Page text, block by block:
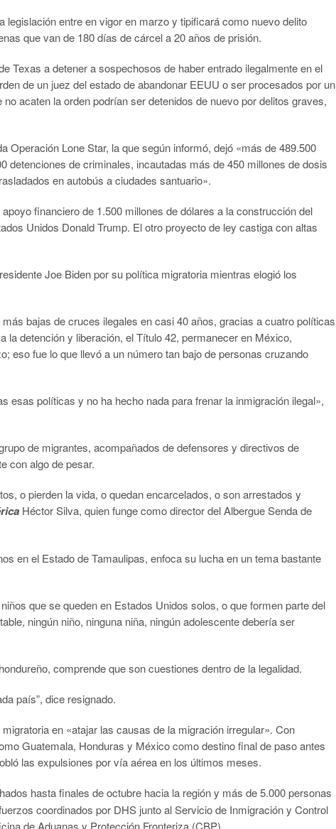
entre en vigor en marzo y tipificará como nuevo delito
que van de 180 días de cárcel a 20 años de prisión.
Texas a detener a sospechosos de haber entrado ilegalmente en el
de un juez del estado de abandonar EEUU o ser procesados por un
acaten la orden podrían ser detenidos de nuevo por delitos graves,
Operación Lone Star, la que según informó, dejó «más de 489.500
detenciones de criminales, incautadas más de 450 millones de dosis
en autobús a ciudades santuario».
financiero de 1.500 millones de dólares a la construcción del
Unidos Donald Trump. El otro proyecto de ley castiga con altas
Joe Biden por su política migratoria mientras elogió los
bajas de cruces ilegales en casi 40 años, gracias a cuatro políticas
la detención y liberación, el Título 42, permanecer en México,
eso fue lo que llevó a un número tan bajo de personas cruzando
esas políticas y no ha hecho nada para frenar la inmigración ilegal»,
de migrantes, acompañados de defensores y directivos de
con algo de pesar.
o pierden la vida, o quedan encarcelados, o son arrestados y
Héctor Silva, quien funge como director del Albergue Senda de
en el Estado de Tamaulipas, enfoca su lucha en un tema bastante
que se queden en Estados Unidos solos, o que formen parte del
ningún niño, ninguna niña, ningún adolescente debería ser
comprende que son cuestiones dentro de la legalidad.
país”, dice resignado.
en «atajar las causas de la migración irregular». Con
Guatemala, Honduras y México como destino final de paso antes
las expulsiones por vía aérea en los últimos meses.
hasta finales de octubre hacia la región y más de 5.000 personas
coordinados por DHS junto al Servicio de Inmigración y Control
de Aduanas y Protección Fronteriza (CBP).